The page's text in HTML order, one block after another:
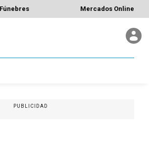
Fúnebres Mercados Online
PUBLICIDAD